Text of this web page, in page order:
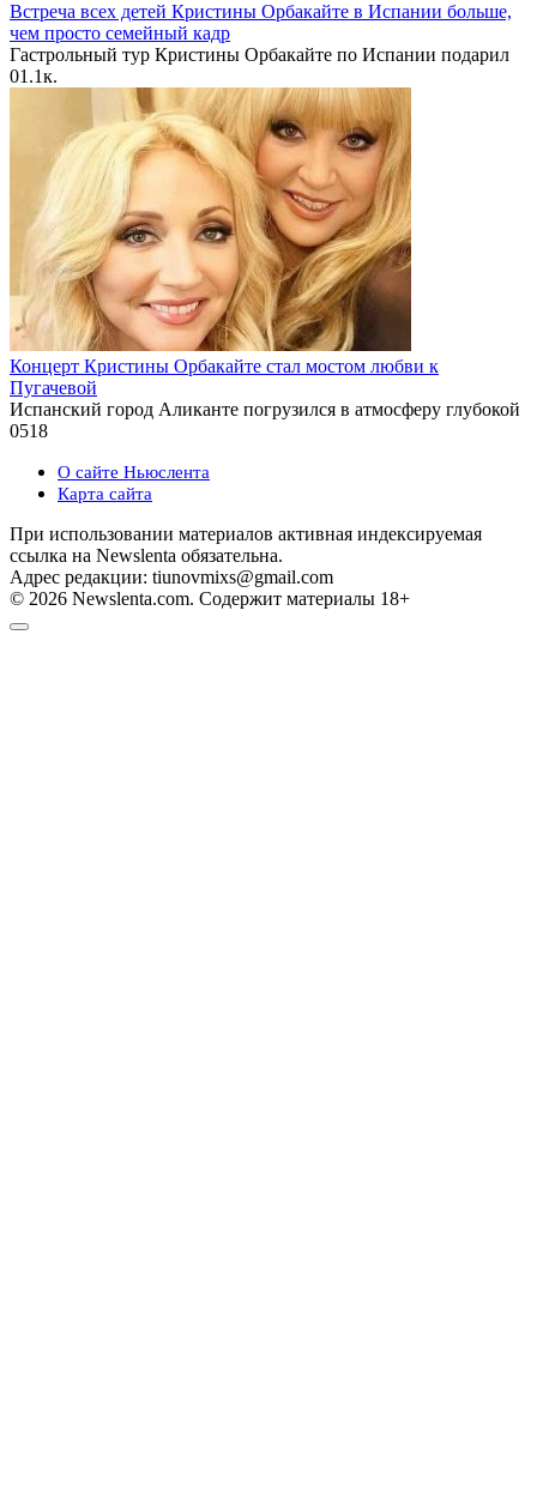
Встреча всех детей Кристины Орбакайте в Испании больше,
чем просто семейный кадр
Гастрольный тур Кристины Орбакайте по Испании подарил
01.1к.
Концерт Кристины Орбакайте стал мостом любви к
Пугачевой
Испанский город Аликанте погрузился в атмосферу глубокой
0518
О сайте Ньюслента
Карта сайта
При использовании материалов активная индексируемая
ссылка на Newslenta обязательна.
Адрес редакции: tiunovmixs@gmail.com
© 2026 Newslenta.com. Содержит материалы 18+